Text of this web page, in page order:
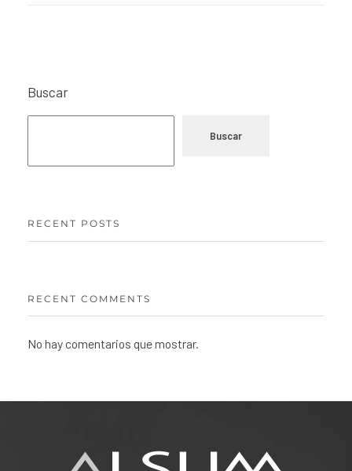
Buscar
Buscar
RECENT POSTS
RECENT COMMENTS
No hay comentarios que mostrar.